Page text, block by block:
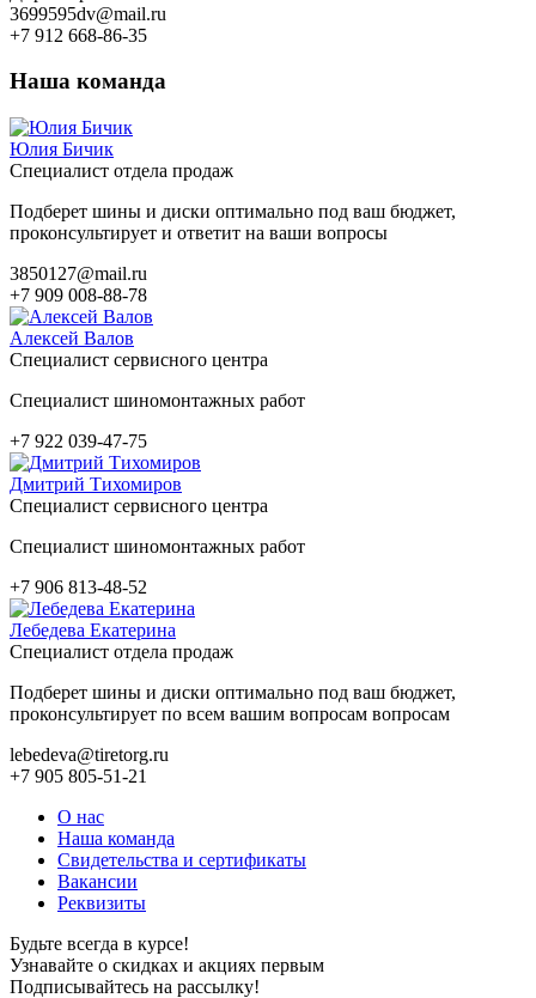
3699595dv@mail.ru
+7 912 668-86-35
Наша команда
Юлия Бичик
Специалист отдела продаж
Подберет шины и диски оптимально под ваш бюджет,
проконсультирует и ответит на ваши вопросы
3850127@mail.ru
+7 909 008-88-78
Алексей Валов
Специалист сервисного центра
Специалист шиномонтажных работ
+7 922 039-47-75
Дмитрий Тихомиров
Специалист сервисного центра
Специалист шиномонтажных работ
+7 906 813-48-52
Лебедева Екатерина
Специалист отдела продаж
Подберет шины и диски оптимально под ваш бюджет,
проконсультирует по всем вашим вопросам вопросам
lebedeva@tiretorg.ru
+7 905 805-51-21
О нас
Наша команда
Свидетельства и сертификаты
Вакансии
Реквизиты
Будьте всегда в курсе!
Узнавайте о скидках и акциях первым
Подписывайтесь на рассылку!